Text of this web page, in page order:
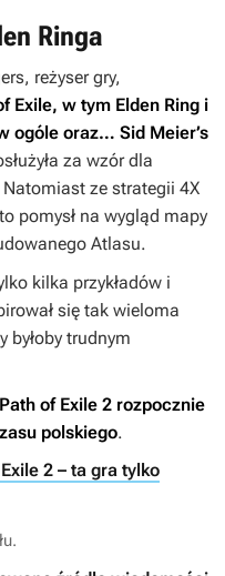
Ringa
reżyser gry,
Exile, w tym Elden Ring i
ogóle oraz… Sid Meier’s
za wzór dla
ze strategii 4X
pomysł na wygląd mapy
Atlasu.
kilka przykładów i
się tak wieloma
byłoby trudnym
Path of Exile 2 rozpocznie
polskiego.
2 – ta gra tylko